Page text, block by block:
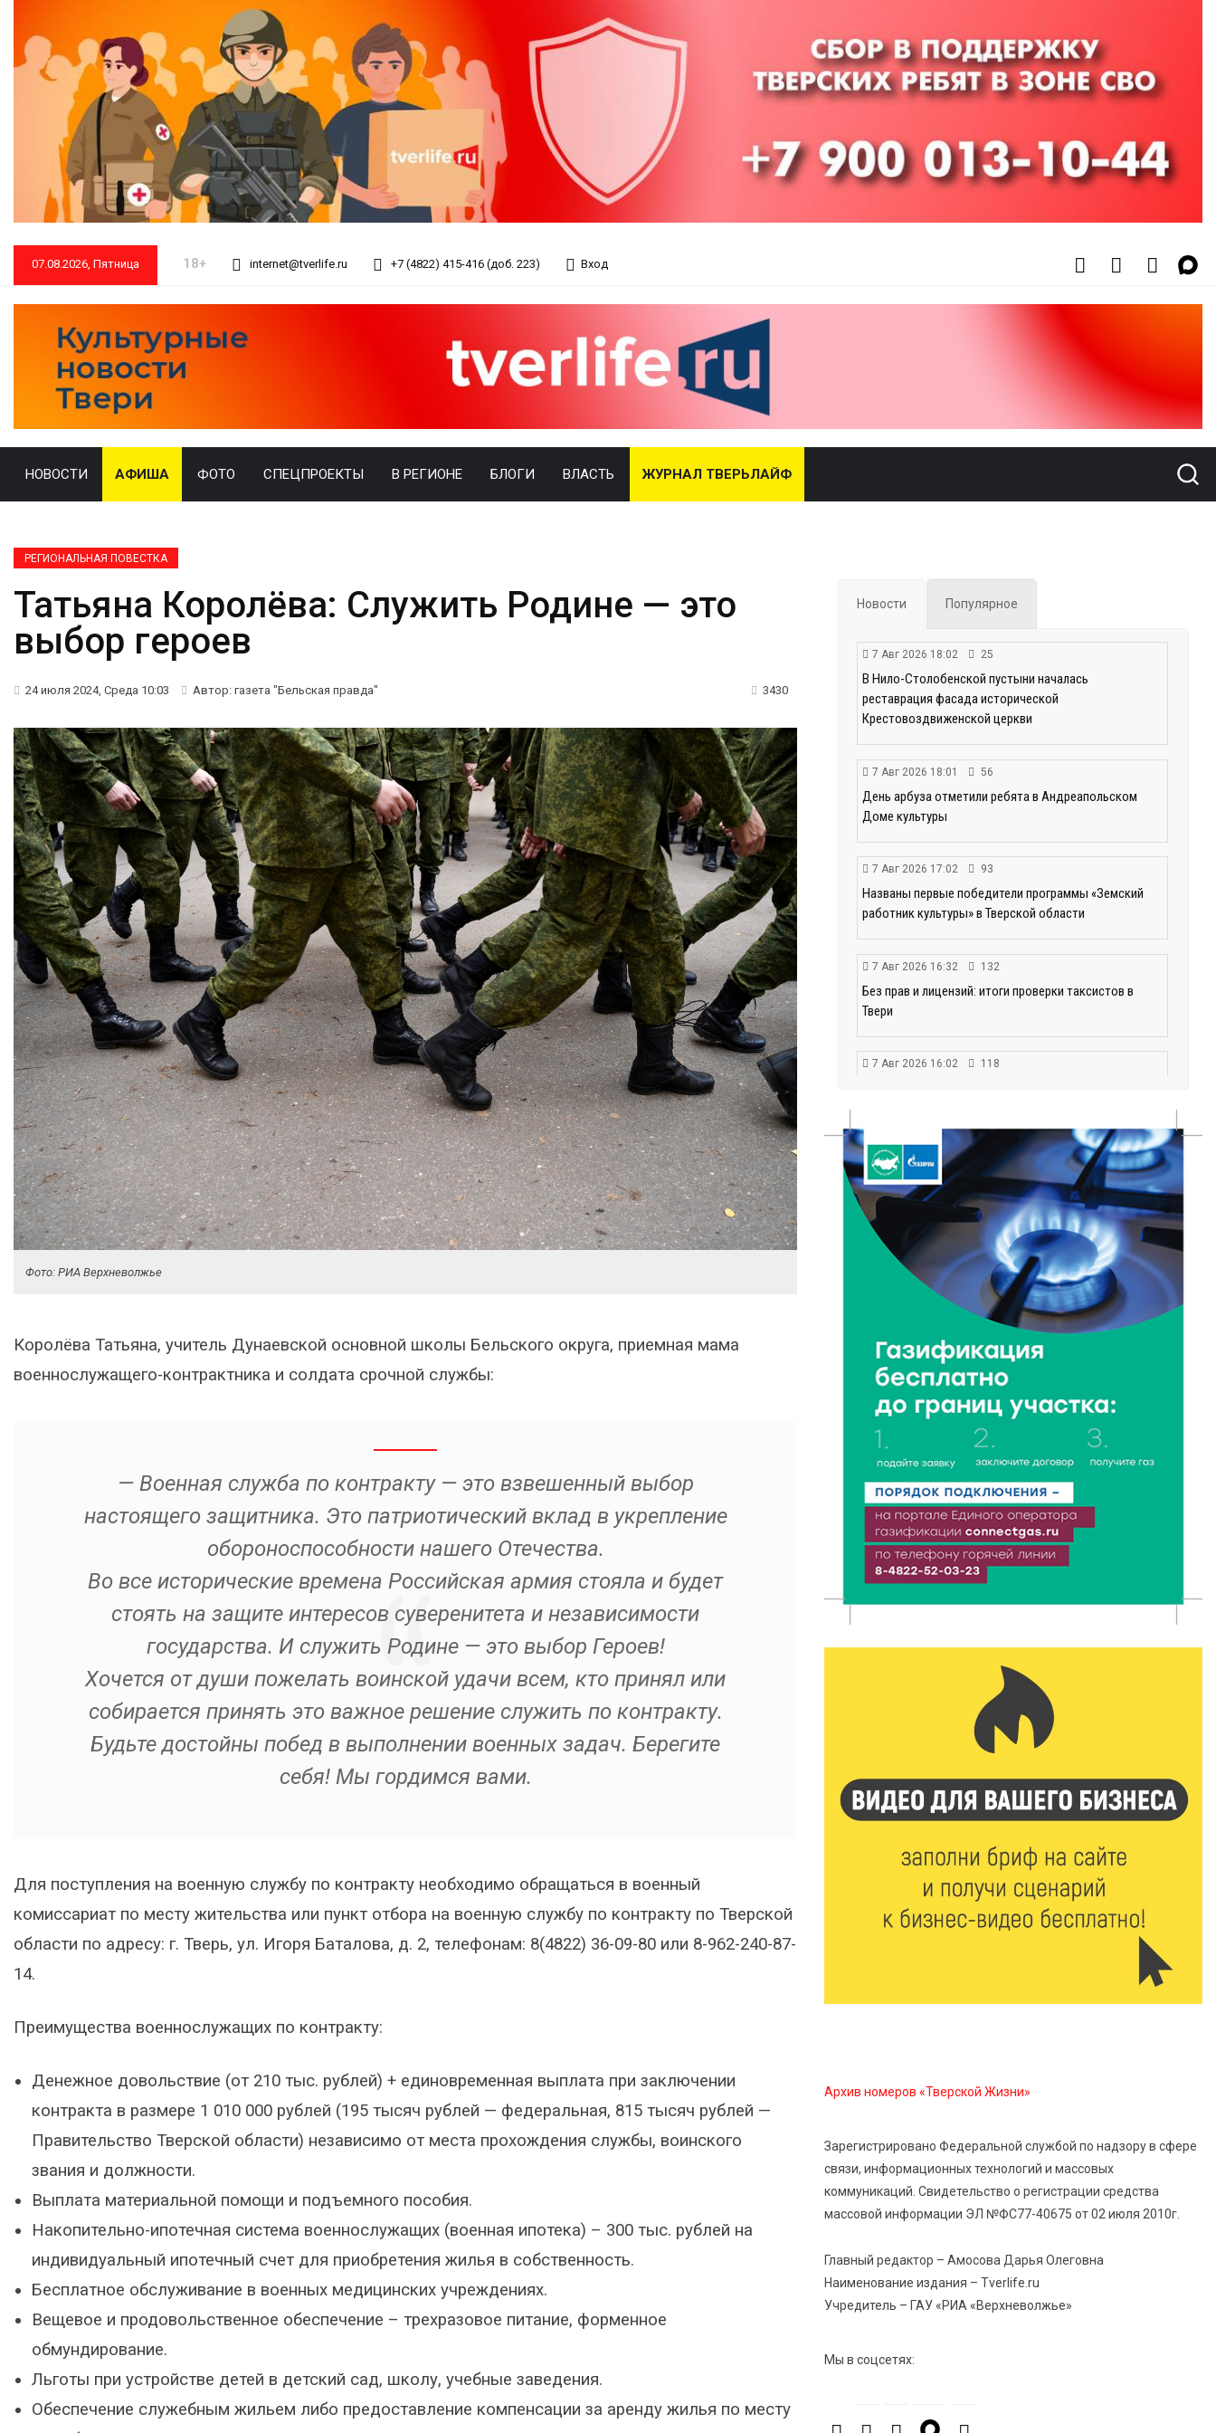
07.08.2026, Пятница 18+ internet@tverlife.ru +7 (4822) 415-416 (доб. 223) Вход
НОВОСТИ АФИША ФОТО СПЕЦПРОЕКТЫ В РЕГИОНЕ БЛОГИ ВЛАСТЬ ЖУРНАЛ ТВЕРЬЛАЙФ
РЕГИОНАЛЬНАЯ ПОВЕСТКА
Татьяна Королёва: Служить Родине — это
выбор героев
24 июля 2024, Среда 10:03 Автор: газета "Бельская правда" 3430
Фото: РИА Верхневолжье
Королёва Татьяна, учитель Дунаевской основной школы Бельского округа, приемная мама
военнослужащего-контрактника и солдата срочной службы:
— Военная служба по контракту — это взвешенный выбор
настоящего защитника. Это патриотический вклад в укрепление
обороноспособности нашего Отечества.
Во все исторические времена Российская армия стояла и будет
стоять на защите интересов суверенитета и независимости
государства. И служить Родине — это выбор Героев!
Хочется от души пожелать воинской удачи всем, кто принял или
собирается принять это важное решение служить по контракту.
Будьте достойны побед в выполнении военных задач. Берегите
себя! Мы гордимся вами.
Для поступления на военную службу по контракту необходимо обращаться в военный
комиссариат по месту жительства или пункт отбора на военную службу по контракту по Тверской
области по адресу: г. Тверь, ул. Игоря Баталова, д. 2, телефонам: 8(4822) 36-09-80 или 8-962-240-87-
14.
Преимущества военнослужащих по контракту:
Денежное довольствие (от 210 тыс. рублей) + единовременная выплата при заключении
контракта в размере 1 010 000 рублей (195 тысяч рублей — федеральная, 815 тысяч рублей —
Правительство Тверской области) независимо от места прохождения службы, воинского
звания и должности.
Выплата материальной помощи и подъемного пособия.
Накопительно-ипотечная система военнослужащих (военная ипотека) – 300 тыс. рублей на
индивидуальный ипотечный счет для приобретения жилья в собственность.
Бесплатное обслуживание в военных медицинских учреждениях.
Вещевое и продовольственное обеспечение – трехразовое питание, форменное
обмундирование.
Льготы при устройстве детей в детский сад, школу, учебные заведения.
Обеспечение служебным жильем либо предоставление компенсации за аренду жилья по месту
Новости Популярное
7 Авг 2026 18:02 25
В Нило-Столобенской пустыни началась
реставрация фасада исторической
Крестовоздвиженской церкви
7 Авг 2026 18:01 56
День арбуза отметили ребята в Андреапольском
Доме культуры
7 Авг 2026 17:02 93
Названы первые победители программы «Земский
работник культуры» в Тверской области
7 Авг 2026 16:32 132
Без прав и лицензий: итоги проверки таксистов в
Твери
7 Авг 2026 16:02 118
7 Авг 2026 15:41
Открыт набор на программу амбассадоров для
студентов российских вузов
7 Авг 2026 15:37 75
Жителям Тверской области напомнили об
опасности домашних заготовок
7 Авг 2026 15:32 108
Золотой век “Горьковки”: как А. М. Кузнецова
изменила библиотечную жизнь Верхневолжья
7 Авг 2026 15:30
трансформаторных подстанций и более 146 км ЛЭП
в Тверской области
7 Авг 2026 15:10 72
От звёздочек к чемпионам: в Твери отметили
заслуги тренеров и атлетов
Медицина стала самым популярным направлением у
7 Авг 2026 14:31 133
От сортировки мусора до жилья для ветеранов СВО:
Владимир Васильев посетил СНТ в Твери
Владимир Васильев получил удостоверение
В Старице состоится бесплатный фестиваль
7 Авг 2026 13:02 177
Как уберечься от клещей: рекомендации
Роспотребнадзора и текущая статистика
7 Авг 2026 12:36
От танцев до спорта: в Твери на семи площадках
пройдут праздничные мероприятия
7 Авг 2026 12:32
Архив номеров «Тверской Жизни»
Зарегистрировано Федеральной службой по надзору в сфере
связи, информационных технологий и массовых
коммуникаций. Свидетельство о регистрации средства
массовой информации ЭЛ №ФС77-40675 от 02 июля 2010г.
Главный редактор – Амосова Дарья Олеговна
Наименование издания – Tverlife.ru
Учредитель – ГАУ «РИА «Верхневолжье»
Мы в соцсетях: